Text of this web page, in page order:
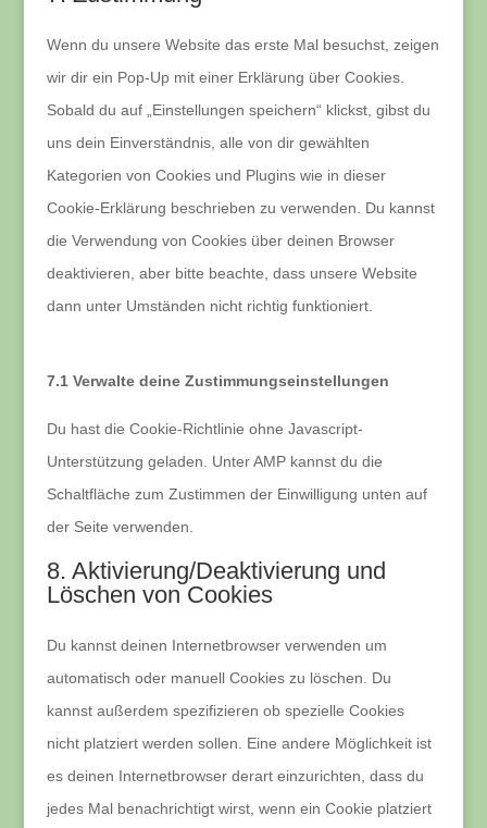
sonstiges
Wenn du unsere Website das erste Mal besuchst, zeigen
wir dir ein Pop-Up mit einer Erklärung über Cookies.
Sobald du auf „Einstellungen speichern“ klickst, gibst du
uns dein Einverständnis, alle von dir gewählten
Kategorien von Cookies und Plugins wie in dieser
Cookie-Erklärung beschrieben zu verwenden. Du kannst
die Verwendung von Cookies über deinen Browser
deaktivieren, aber bitte beachte, dass unsere Website
dann unter Umständen nicht richtig funktioniert.
7.1 Verwalte deine Zustimmungseinstellungen
Du hast die Cookie-Richtlinie ohne Javascript-
Unterstützung geladen. Unter AMP kannst du die
Schaltfläche zum Zustimmen der Einwilligung unten auf
der Seite verwenden.
8. Aktivierung/Deaktivierung und
Löschen von Cookies
Du kannst deinen Internetbrowser verwenden um
automatisch oder manuell Cookies zu löschen. Du
kannst außerdem spezifizieren ob spezielle Cookies
nicht platziert werden sollen. Eine andere Möglichkeit ist
es deinen Internetbrowser derart einzurichten, dass du
jedes Mal benachrichtigt wirst, wenn ein Cookie platziert